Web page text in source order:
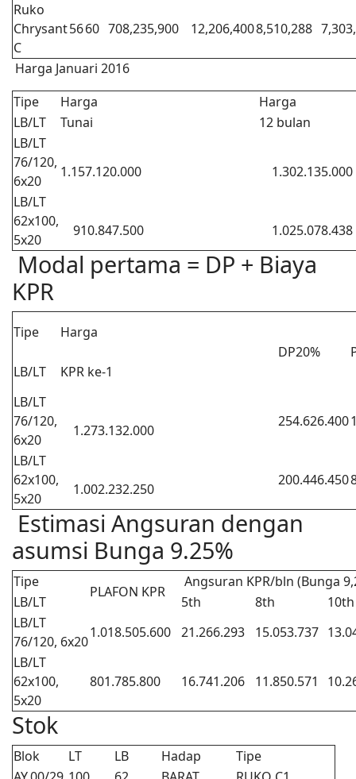
Ruko
Chrysant
C
5660 708,235,900 12,206,4008,510,288
Harga Januari 2016
Tipe
Harga
Harga
LB/LT
Tunai
12 bulan
LB/LT
76/120,
6x20
1.157.120.000
1.302.135.000
LB/LT
62x100,
5x20
910.847.500 1.025.078.438
Modal pertama = DP + Biaya
KPR
Tipe
Harga
DP20%
LB/LT
KPR ke-1
LB/LT
76/120,
6x20
1.273.132.000
254.626.400
LB/LT
62x100,
5x20
1.002.232.250
200.446.450
Estimasi Angsuran dengan
asumsi Bunga 9.25%
Tipe
PLAFON KPR
Angsuran KPR/bln (Bunga
LB/LT
5th 8th
10th
LB/LT
76/120, 6x20
1.018.505.600 21.266.293 15.053.737
LB/LT
62x100,
5x20
801.785.800 16.741.206 11.850.571
Stok
Blok LT LB Hadap
Tipe